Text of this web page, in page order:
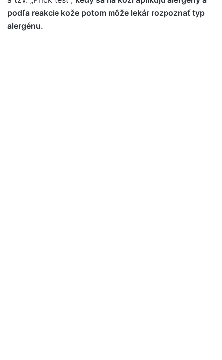
podľa reakcie kože potom môže lekár rozpoznať typ
alergénu.